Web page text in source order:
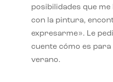
posibilidades que
con la pintura,
expresarme». Le
cuente cómo es para
verano.